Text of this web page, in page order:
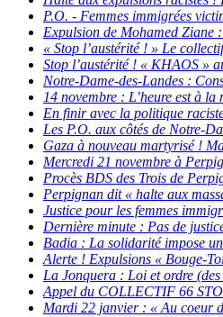
P.O. - Femmes immigrées
Expulsion de Mohamed Ziane
« Stop l’austérité ! » Le
Stop l’austérité ! « KHAOS »
Notre-Dame-des-Landes :
14 novembre : L’heure est à
En finir avec la politique
Les P.O. aux côtés de Notre-
Gaza à nouveau martyrisé !
Mercredi 21 novembre à
Procès BDS des Trois de
Perpignan dit « halte aux
Justice pour les femmes
Dernière minute : Pas de
Badia : La solidarité impose
Alerte ! Expulsions « Bouge-
La Jonquera : Loi et ordre (des
Appel du COLLECTIF 66
Mardi 22 janvier : « Au coeur